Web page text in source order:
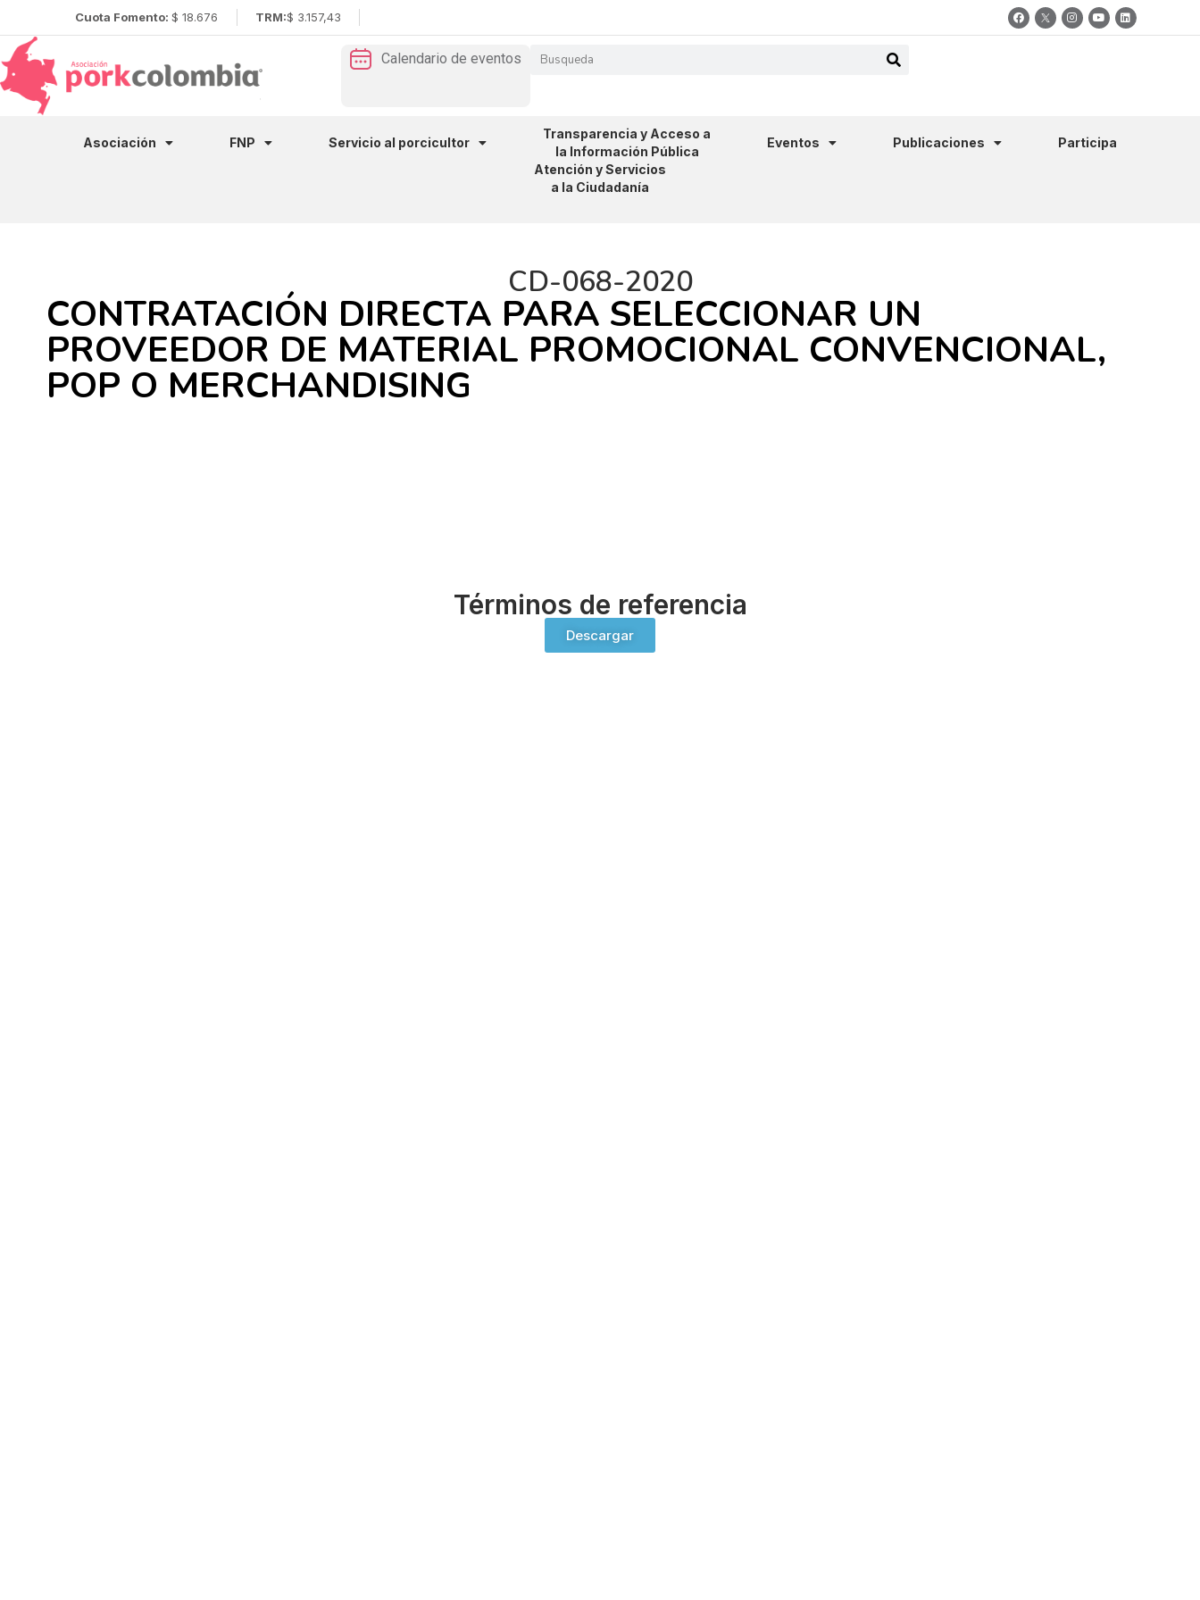
Cuota Fomento: $ 18.676 TRM:$ 3.157,43
Calendario de eventos
Asociación FNP Servicio al porcicultor
Transparencia y Acceso a
la Información Pública
Eventos Publicaciones
Participa
Atención y Servicios
a la Ciudadanía
CD-068-2020
CONTRATACIÓN DIRECTA PARA SELECCIONAR UN
PROVEEDOR DE MATERIAL PROMOCIONAL CONVENCIONAL,
POP O MERCHANDISING
Términos de referencia
Descargar